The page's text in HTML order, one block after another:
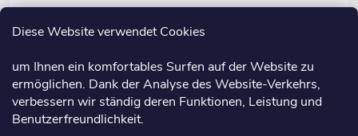
Diese Website verwendet Cookies
um Ihnen ein komfortables Surfen auf der Website zu
ermöglichen. Dank der Analyse des Website-Verkehrs,
verbessern wir ständig deren Funktionen, Leistung und
Benutzerfreundlichkeit.
Information